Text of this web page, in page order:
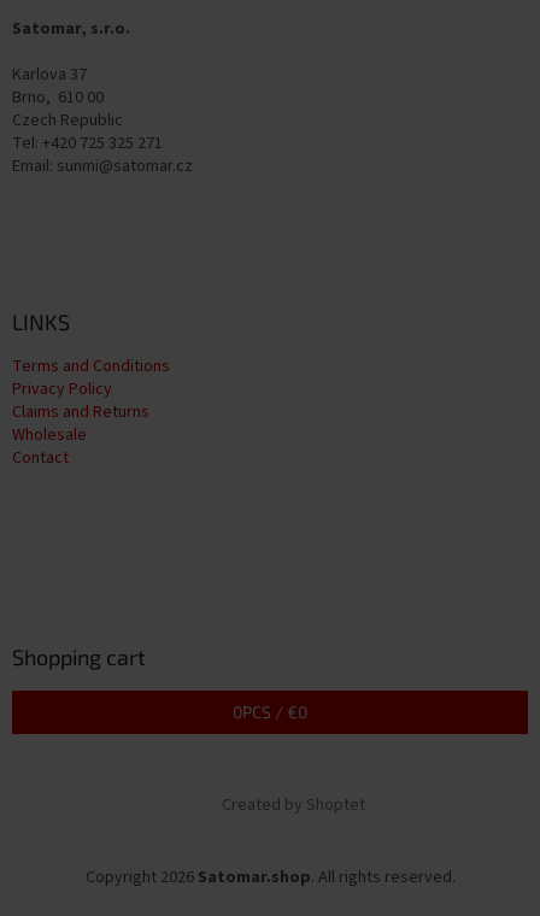
Satomar, s.r.o.
Karlova 37
Brno, 610 00
Czech Republic
Tel: +420 725 325 271
Email: sunmi@satomar.cz
LINKS
Terms and Conditions
Privacy Policy
Claims and Returns
Wholesale
Contact
Shopping cart
0PCS / €0
Created by Shoptet
Copyright 2026 Satomar.shop. All rights reserved.